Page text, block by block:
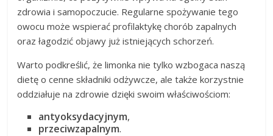
zdrowia i samopoczucie. Regularne spożywanie tego
owocu może wspierać profilaktykę chorób zapalnych
oraz łagodzić objawy już istniejących schorzeń.
Warto podkreślić, że limonka nie tylko wzbogaca naszą
dietę o cenne składniki odżywcze, ale także korzystnie
oddziałuje na zdrowie dzięki swoim właściwościom:
antyoksydacyjnym,
przeciwzapalnym.